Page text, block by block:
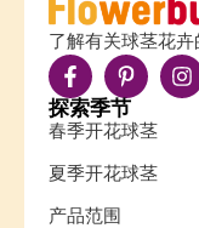
了解有关球茎花卉
探索季节
春季开花球茎
夏季开花球茎
产品范围